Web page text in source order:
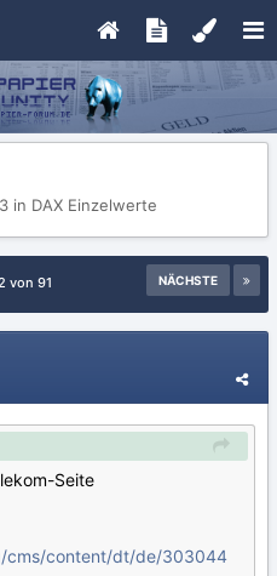
in DAX Einzelwerte
NÄCHSTE
von 91
Seite
cms/content/dt/de/303044